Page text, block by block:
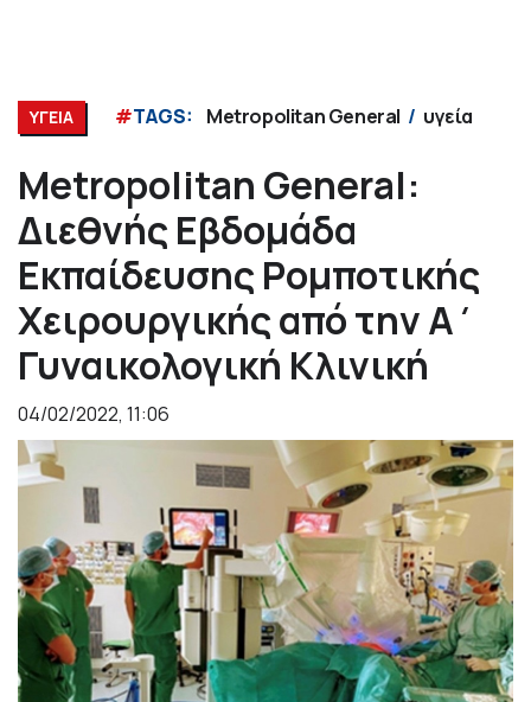
ΥΓΕΙΑ #TAGS: Metropolitan General υγεία
Metropolitan General:
Διεθνής Εβδομάδα
Εκπαίδευσης Ρομποτικής
Χειρουργικής από την Α΄
Γυναικολογική Κλινική
04/02/2022, 11:06